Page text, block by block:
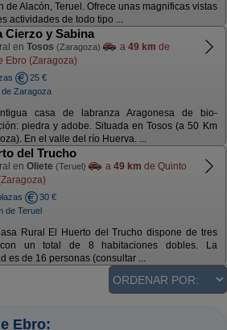
de Alacón, Teruel. Ofrece unas magnificas vistas
actividades de todo tipo ...
Cierzo y Sabina
en Tosos (Zaragoza) a 49 km de
Ebro (Zaragoza)
25 €
Zaragoza
casa de labranza Aragonesa de bio-
piedra y adobe. Situada en Tosos (a 50 Km
En el valle del río Huerva. ...
del Trucho
en Oliete (Teruel) a 49 km de Quinto
30 €
de Teruel
Rural El Huerto del Trucho dispone de tres
un total de 8 habitaciones dobles. La
es de 16 personas (consultar ...
Ebro: